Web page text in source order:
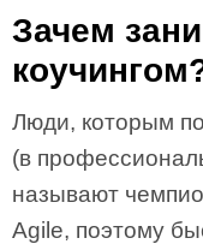
Зачем
Люди, которым
(в
называют
Agile, поэтому